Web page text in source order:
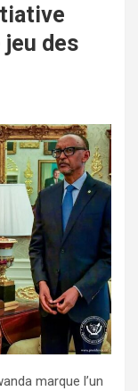
jeu des
marque l’un